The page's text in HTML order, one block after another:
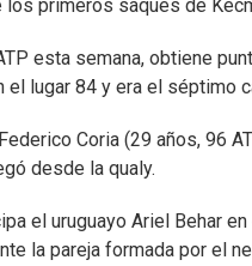
primeros saques de
esta semana, obtiene
lugar 84 y era el séptimo
Coria (29 años, 96
desde la qualy.
el uruguayo Ariel Behar
la pareja formada por el